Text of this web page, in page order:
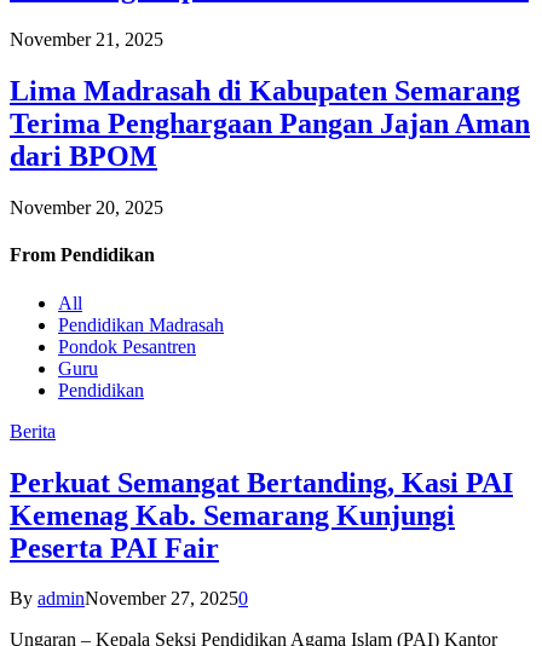
November 21, 2025
Lima Madrasah di Kabupaten Semarang
Terima Penghargaan Pangan Jajan Aman
dari BPOM
November 20, 2025
From Pendidikan
All
Pendidikan Madrasah
Pondok Pesantren
Guru
Pendidikan
Berita
Perkuat Semangat Bertanding, Kasi PAI
Kemenag Kab. Semarang Kunjungi
Peserta PAI Fair
By adminNovember 27, 20250
Ungaran – Kepala Seksi Pendidikan Agama Islam (PAI) Kantor